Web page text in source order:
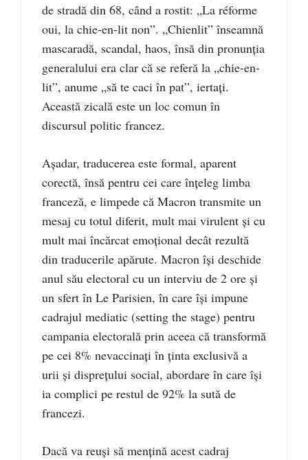
de stradă din 68, când a rostit: „La réforme
oui, la chie-en-lit non”. „Chienlit” înseamnă
mascaradă, scandal, haos, însă din pronunţia
generalului era clar că se referă la „chie-en-
lit”, anume „să te caci în pat”, iertaţi.
Această zicală este un loc comun în
discursul politic francez.
Aşadar, traducerea este formal, aparent
corectă, însă pentru cei care înţeleg limba
franceză, e limpede că Macron transmite un
mesaj cu totul diferit, mult mai virulent şi cu
mult mai încărcat emoţional decât rezultă
din traducerile apărute. Macron îşi deschide
anul său electoral cu un interviu de 2 ore şi
un sfert în Le Parisien, în care îşi impune
cadrajul mediatic (setting the stage) pentru
campania electorală prin aceea că transformă
pe cei 8% nevaccinaţi în ţinta exclusivă a
urii şi dispreţului social, abordare în care îşi
ia complici pe restul de 92% la sută de
francezi.
Dacă va reuşi să menţină acest cadraj